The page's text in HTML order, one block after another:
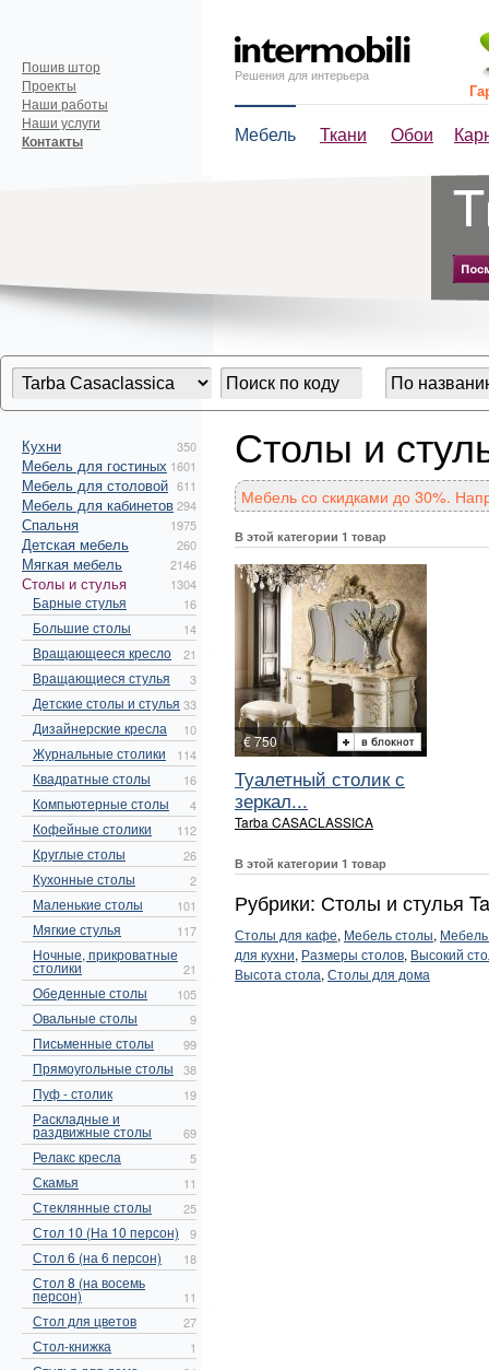
Решения для интерьера
Мебель Ткани Обои
Пошив штор
Проекты
Наши работы
Наши услуги
Контакты
Кухни 350
Мебель для гостиных 1601
Мебель для столовой 611
Мебель для кабинетов294
Спальня 1975
Детская мебель 260
Мягкая мебель 2146
Столы и стулья 1304
Барные стулья 16
Большие столы 14
Вращающееся кресло 21
Вращающиеся стулья 3
Детские столы и стулья 33
Дизайнерские кресла 10
Журнальные столики 114
Квадратные столы 16
Компьютерные столы 4
Кофейные столики 112
Круглые столы 26
Кухонные столы 2
Маленькие столы 101
Мягкие стулья 117
Ночные, прикроватные
столики 21
Обеденные столы 105
Овальные столы 9
Письменные столы 99
Прямоугольные столы 38
Пуф - столик 19
Раскладные и
раздвижные столы 69
Релакс кресла 5
Скамья 11
Стеклянные столы 25
Стол 10 (На 10 персон) 9
Стол 6 (на 6 персон) 18
Стол 8 (на восемь
персон) 11
Стол для цветов 27
Стол-книжка 1
Столы и
Мебель со скидками до 30%.
В этой категории 1 товар
€ 750
Туалетный столик с
зеркал...
Tarba CASACLASSICA
В этой категории 1 товар
Рубрики: Столы и стулья
Столы для кафе, Мебель столы, Мебель
для кухни, Размеры столов, Высокий
Высота стола, Столы для дома